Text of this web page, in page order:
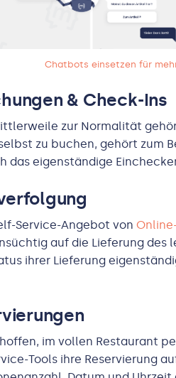
Chatbots einsetzen für
& Check-Ins
zur Normalität
zu buchen, gehört zum
das eigenständige
Service-Angebot von
auf die Lieferung des
ihrer Lieferung
im vollen Restaurant
Tools ihre Reservierung